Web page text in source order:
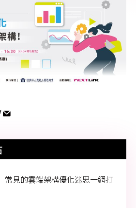
常見的雲端架構優化迷思一網打